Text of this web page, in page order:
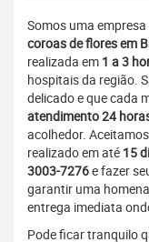
Somos uma
coroas de flores em
realizada em 1 a 3
hospitais da região.
delicado e que cada
atendimento 24
acolhedor.
realizado em até 15
3003-7276e fazer
garantir uma
entrega imediata
Pode ficar tranquilo